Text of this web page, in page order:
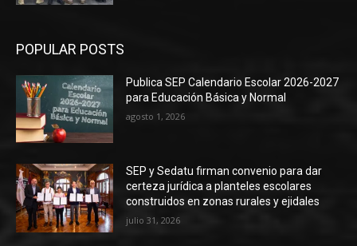
POPULAR POSTS
Publica SEP Calendario Escolar 2026-2027
para Educación Básica y Normal
agosto 1, 2026
SEP y Sedatu firman convenio para dar
certeza jurídica a planteles escolares
construidos en zonas rurales y ejidales
julio 31, 2026